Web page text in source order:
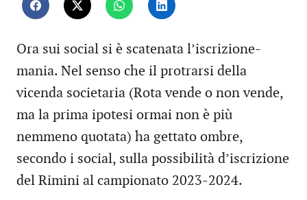
Ora sui social si è scatenata l’iscrizione-
mania. Nel senso che il protrarsi della
vicenda societaria (Rota vende o non vende,
ma la prima ipotesi ormai non è più
nemmeno quotata) ha gettato ombre,
secondo i social, sulla possibilità d’iscrizione
del Rimini al campionato 2023-2024.